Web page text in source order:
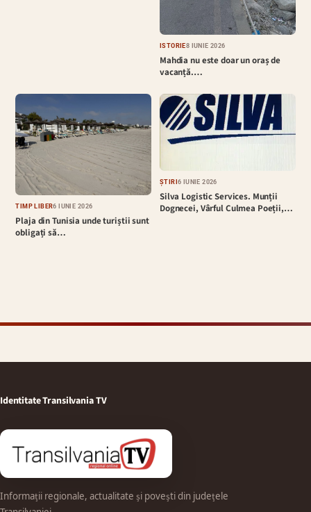
ISTORIE8 IUNIE 2026
Mahdia nu este doar un oraș de
vacanță.…
TIMP LIBER6 IUNIE 2026
Plaja din Tunisia unde turiștii sunt
obligați să…
ȘTIRI6 IUNIE 2026
Silva Logistic Services. Munții
Dognecei, Vârful Culmea Poeții,…
Identitate Transilvania TV
Informații regionale, actualitate și povești din județele